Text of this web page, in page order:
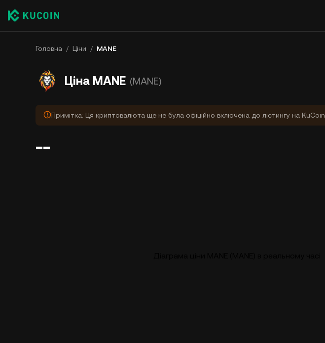
Головна / Ціни / MANE
Ціна MANE (MANE)
Примітка: Ця криптовалюта ще не була офіційно включена до лістингу на KuCoin.
--